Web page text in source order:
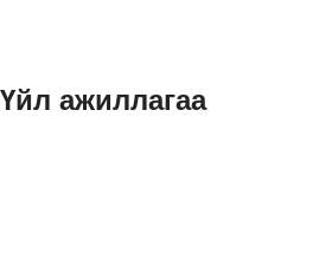
Үйл ажиллагаа